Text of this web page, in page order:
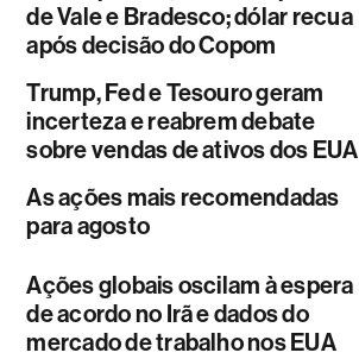
de Vale e Bradesco; dólar recua
após decisão do Copom
Trump, Fed e Tesouro geram
incerteza e reabrem debate
sobre vendas de ativos dos EUA
As ações mais recomendadas
para agosto
Ações globais oscilam à espera
de acordo no Irã e dados do
mercado de trabalho nos EUA